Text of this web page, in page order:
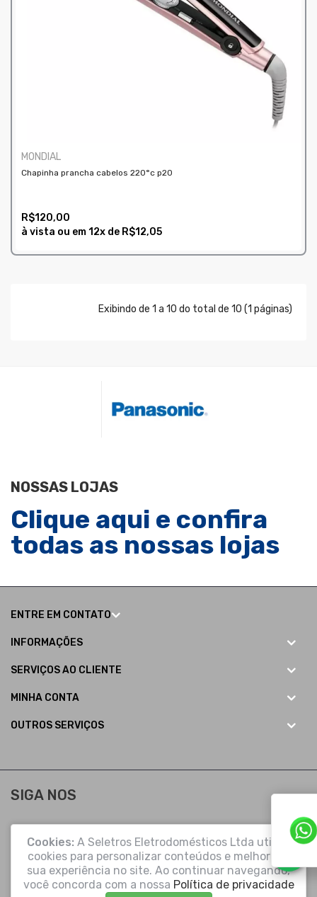
MONDIAL
Chapinha prancha cabelos 220°c p20
R$120,00
à vista ou em12x de R$12,05
COMPRAR
Exibindo de 1 a 10 do total de 10 (1 páginas)
NOSSAS LOJAS
Clique aqui e confira
todas as nossas lojas
ENTRE EM CONTATO
INFORMAÇÕES
SERVIÇOS AO CLIENTE
MINHA CONTA
OUTROS SERVIÇOS
SIGA NOS
Cookies: A Seletros Eletrodomésticos Ltda utiliza
cookies para personalizar conteúdos e melhorar a
sua experiência no site. Ao continuar navegando,
você concorda com a nossa Política de privacidade